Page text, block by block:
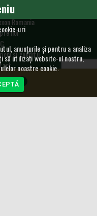
0
Romania
noi
si conditii
cookie
uri
anunțurile și pentru a analiza
să utilizați website-ul nostru,
noastre cookie.